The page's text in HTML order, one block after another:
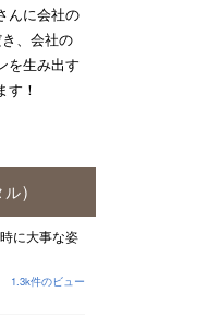
んに会社の
、会社の
を生み出す
す！
ル)
に大事な姿
1.3k件のビュー